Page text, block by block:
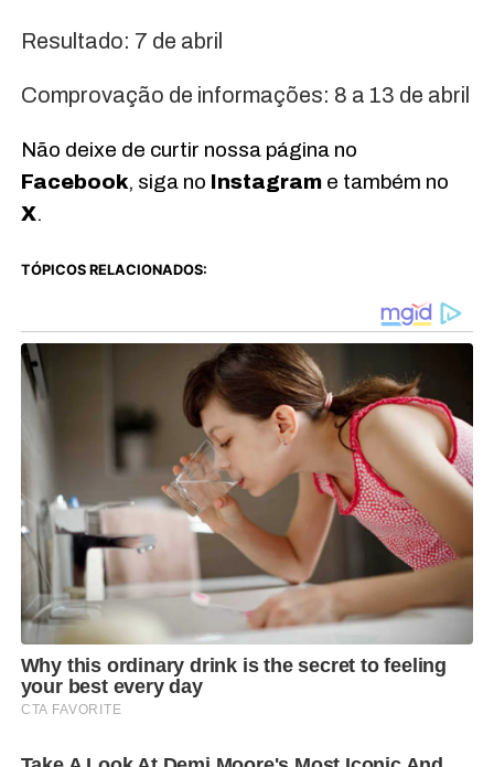
Resultado: 7 de abril
Comprovação de informações: 8 a 13 de abril
Não deixe de curtir nossa página no
Facebook, siga no Instagrame também no
X.
TÓPICOS RELACIONADOS: